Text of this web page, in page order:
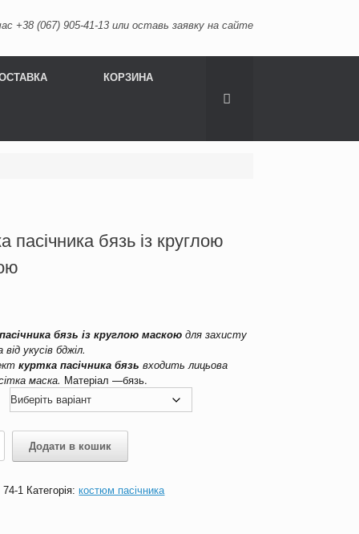
+38 (067) 905-41-13 или оставь заявку на сайте
КОРЗИНА
пасічника бязь із круглою
бязь із круглою маскою для захисту
від укусів бджіл.
куртка пасічника бязь входить лицьова
маска. Матеріал —бязь.
Додати в кошик
74-1 Категорія:костюм пасічника